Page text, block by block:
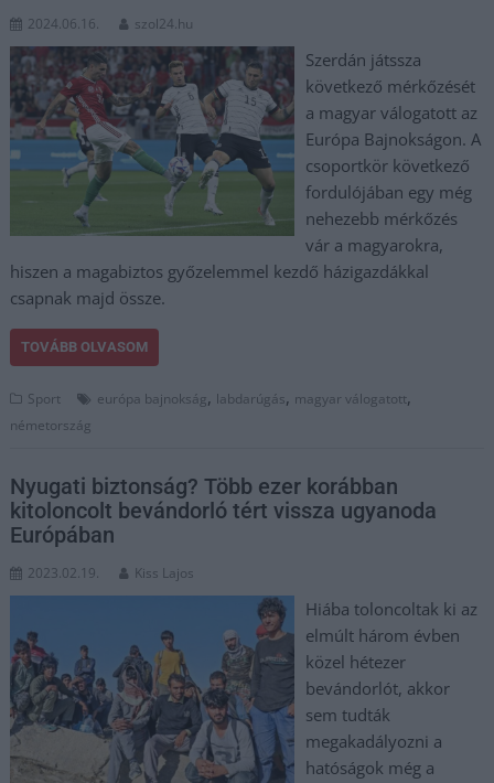
2024.06.16. szol24.hu
Szerdán játssza
következő mérkőzését
a magyar válogatott az
Európa Bajnokságon. A
csoportkör következő
fordulójában egy még
nehezebb mérkőzés
vár a magyarokra,
hiszen a magabiztos győzelemmel kezdő házigazdákkal
csapnak majd össze.
TOVÁBB OLVASOM
Sport európa bajnokság, labdarúgás, magyar válogatott,
németország
Nyugati biztonság? Több ezer korábban
kitoloncolt bevándorló tért vissza ugyanoda
Európában
2023.02.19. Kiss Lajos
Hiába toloncoltak ki az
elmúlt három évben
közel hétezer
bevándorlót, akkor
sem tudták
megakadályozni a
hatóságok még a